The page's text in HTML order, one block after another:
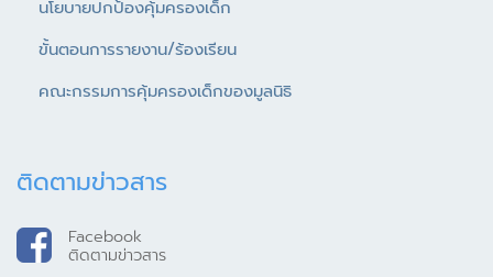
นโยบายปกป้องคุ้มครองเด็ก
ขั้นตอนการรายงาน/ร้องเรียน
คณะกรรมการคุ้มครองเด็กของมูลนิธิ
ติดตามข่าวสาร
Facebook
ติดตามข่าวสาร